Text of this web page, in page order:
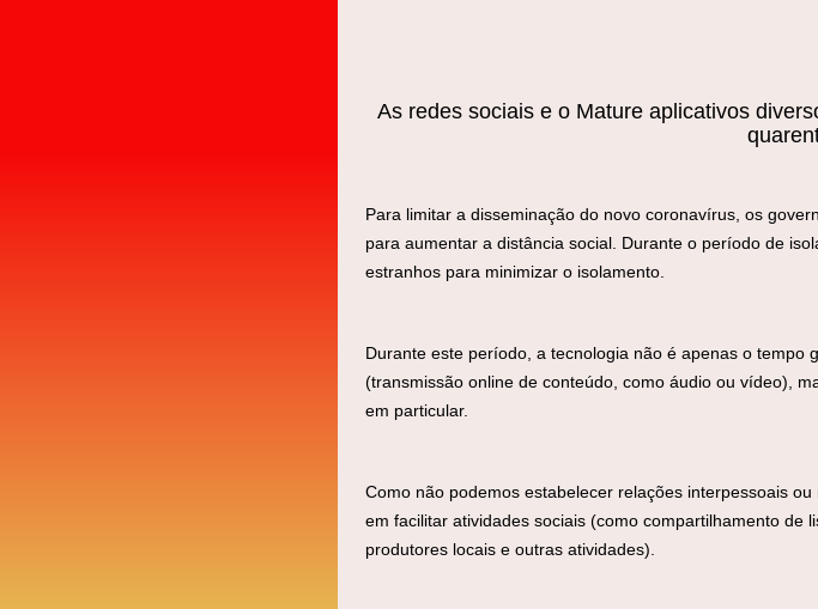
As redes sociais e o Mature aplicativos
Para limitar a disseminação do novo coronavírus, os
para aumentar a distância social. Durante o período de
estranhos para minimizar o isolamento.
Durante este período, a tecnologia não é apenas o tempo
(transmissão online de conteúdo, como áudio ou vídeo),
em particular.
Como não podemos estabelecer relações interpessoais
em facilitar atividades sociais (como compartilhamento de
produtores locais e outras atividades).